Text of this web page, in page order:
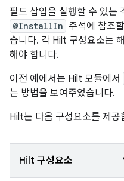
필드 삽입을 실행할 수 있는
@InstallIn 주석에 참조
습니다. 각 Hilt 구성요소는
해야 합니다.
이전 예에서는 Hilt 모듈에서
는 방법을 보여주었습니다.
Hilt는 다음 구성요소를 제공
Hilt 구성요소